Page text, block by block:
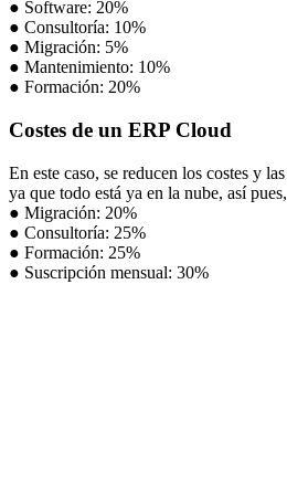
● Software: 20%
● Consultoría: 10%
● Migración: 5%
● Mantenimiento: 10%
● Formación: 20%
Costes de un ERP Cloud
En este caso, se reducen los costes y
ya que todo está ya en la nube, así
● Migración: 20%
● Consultoría: 25%
● Formación: 25%
● Suscripción mensual: 30%